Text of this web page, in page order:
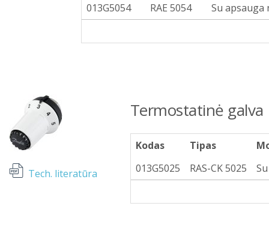
013G5054
RAE 5054 Su
Tech. literatūra
Termostatinė galva
Kodas Tipas
013G5025
RAS-CK 5025